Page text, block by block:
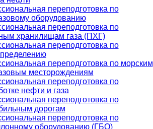
переподготовка по
оборудованию
переподготовка по
хранилищам газа (ПХГ)
переподготовка по
переподготовка по морским
месторождениям
переподготовка по
нефти и газа
переподготовка по
дорогам
переподготовка по
оборудованию (ГБО)